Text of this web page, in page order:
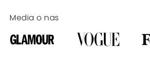
Media o nas